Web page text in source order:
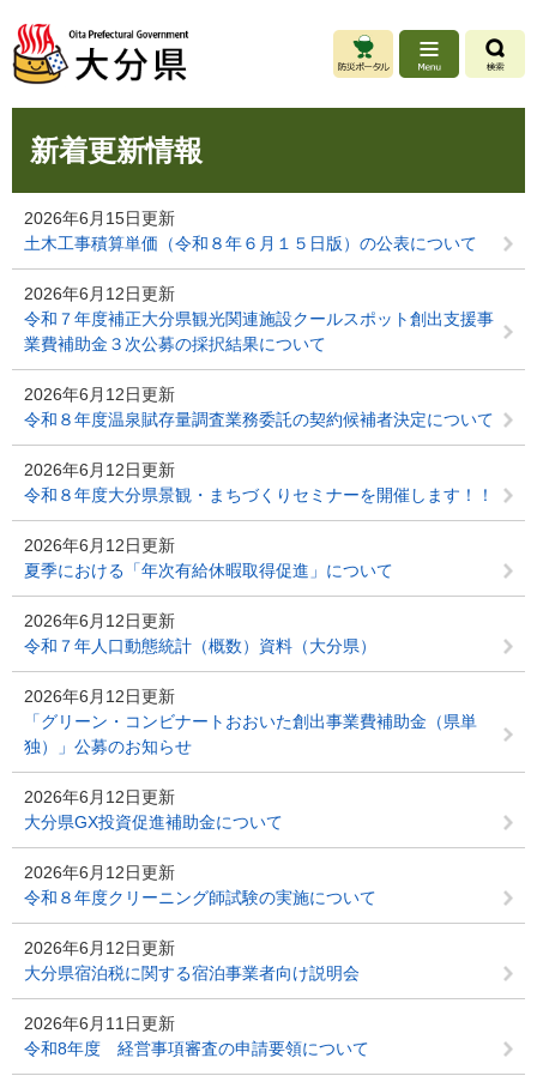
ジ
先
ュ
を
新着更新情報
2026年6月15日更新
土木工事積算単価（令和８年６月１５日版）の公表について
2026年6月12日更新
令和７年度補正大分県観光関連施設クールスポット創出支援事
業費補助金３次公募の採択結果について
2026年6月12日更新
令和８年度温泉賦存量調査業務委託の契約候補者決定について
2026年6月12日更新
令和８年度大分県景観・まちづくりセミナーを開催します！！
2026年6月12日更新
夏季における「年次有給休暇取得促進」について
2026年6月12日更新
令和７年人口動態統計（概数）資料（大分県）
2026年6月12日更新
「グリーン・コンビナートおおいた創出事業費補助金（県単
独）」公募のお知らせ
2026年6月12日更新
大分県GX投資促進補助金について
2026年6月12日更新
令和８年度クリーニング師試験の実施について
2026年6月12日更新
大分県宿泊税に関する宿泊事業者向け説明会
2026年6月11日更新
令和8年度 経営事項審査の申請要領について